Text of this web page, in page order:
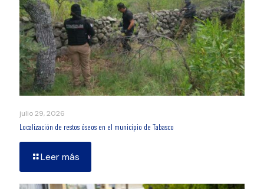
julio 29, 2026
Localización de restos óseos en el municipio de Tabasco
Leer más